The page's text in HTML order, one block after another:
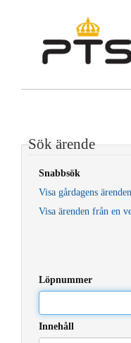
Sök ärende
Snabbsök
Visa gårdagens ärenden
Visa ärenden från en
Löpnummer
Innehåll